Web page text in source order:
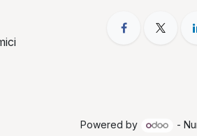
Powered by -